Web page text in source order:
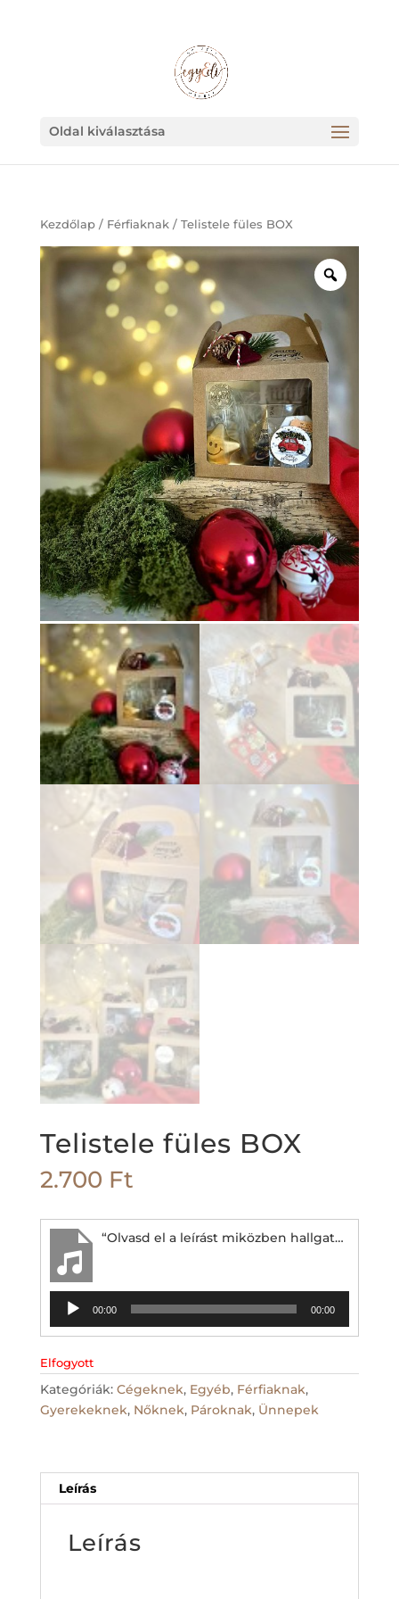
Oldal kiválasztása
Kezdőlap/ Férfiaknak/ Telistele füles BOX
Zoom
Telistele füles BOX
2.700 Ft
“Olvasd el a leírást miközben hallgatod :-)”
Audió
lejátszó00:00 00:00
Elfogyott
Kategóriák: Cégeknek, Egyéb, Férfiaknak,
Gyerekeknek, Nőknek, Pároknak, Ünnepek
Leírás
Leírás